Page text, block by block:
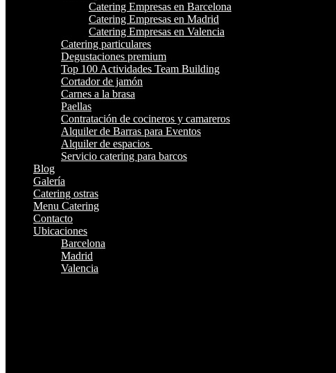
Catering Empresas en Barcelona
Catering Empresas en Madrid
Catering Empresas en Valencia
Catering particulares
Degustaciones premium
Top 100 Actividades Team Building
Cortador de jamón
Carnes a la brasa
Paellas
Contratación de cocineros y camareros
Alquiler de Barras para Eventos
Alquiler de espacios
Servicio catering para barcos
Blog
Galería
Catering ostras
Menu Catering
Contacto
Ubicaciones
Barcelona
Madrid
Valencia